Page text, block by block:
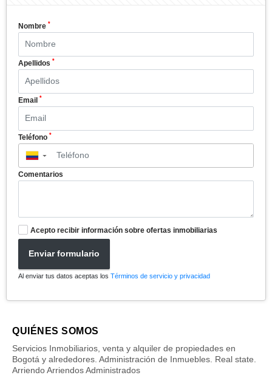
Nombre *
Apellidos *
Email *
Teléfono *
▼
Comentarios
Acepto recibir información sobre ofertas inmobiliarias
Enviar formulario
Al enviar tus datos aceptas los Términos de servicio y privacidad
QUIÉNES SOMOS
Servicios Inmobiliarios, venta y alquiler de propiedades en
Bogotá y alrededores. Administración de Inmuebles. Real state.
Arriendo Arriendos Administrados